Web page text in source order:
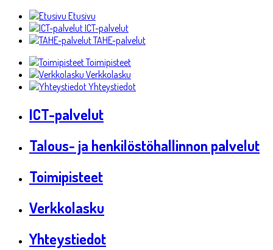
Etusivu
ICT-palvelut
TAHE-palvelut
Toimipisteet
Verkkolasku
Yhteystiedot
ICT-palvelut
Talous- ja henkilöstöhallinnon palvelut
Toimipisteet
Verkkolasku
Yhteystiedot